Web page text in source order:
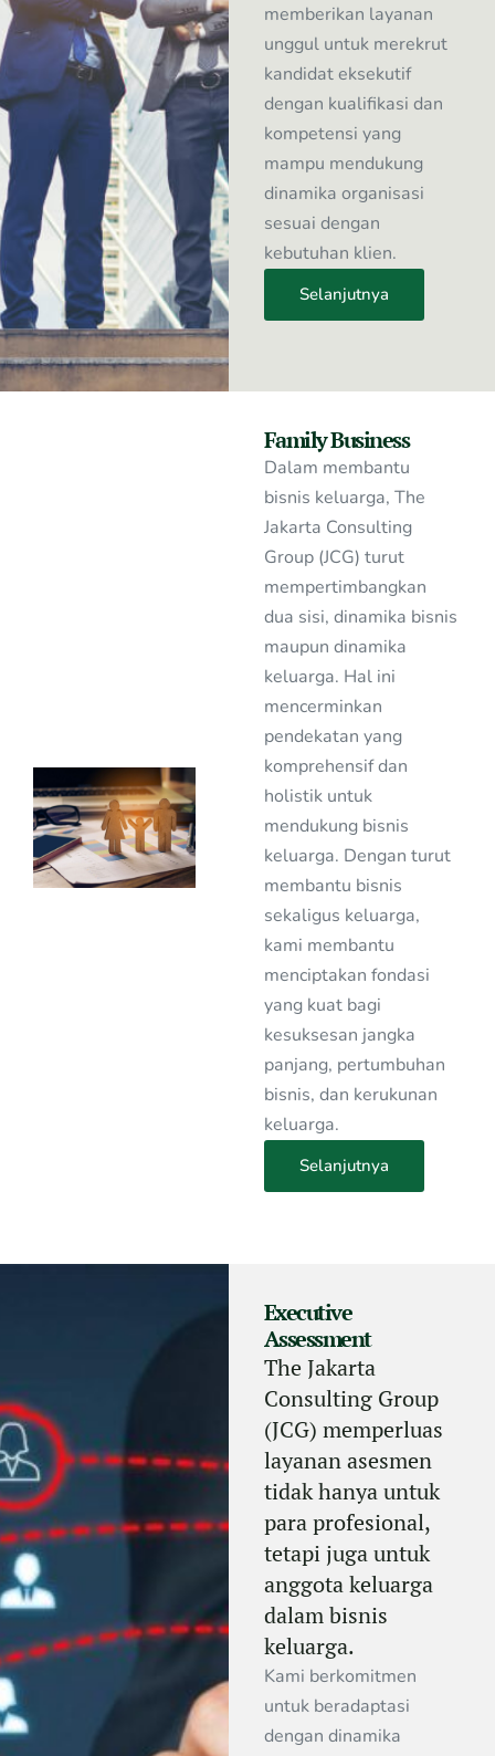
memberikan layanan
unggul untuk merekrut
kandidat eksekutif
dengan kualifikasi dan
kompetensi yang
mampu mendukung
dinamika organisasi
sesuai dengan
kebutuhan klien.
Selanjutnya
Family Business
Dalam membantu
bisnis keluarga, The
Jakarta Consulting
Group (JCG) turut
mempertimbangkan
dua sisi, dinamika bisnis
maupun dinamika
keluarga. Hal ini
mencerminkan
pendekatan yang
komprehensif dan
holistik untuk
mendukung bisnis
keluarga. Dengan turut
membantu bisnis
sekaligus keluarga,
kami membantu
menciptakan fondasi
yang kuat bagi
kesuksesan jangka
panjang, pertumbuhan
bisnis, dan kerukunan
keluarga.
Selanjutnya
Executive
Assessment
The Jakarta
Consulting Group
(JCG) memperluas
layanan asesmen
tidak hanya untuk
para profesional,
tetapi juga untuk
anggota keluarga
dalam bisnis
keluarga.
Kami berkomitmen
untuk beradaptasi
dengan dinamika